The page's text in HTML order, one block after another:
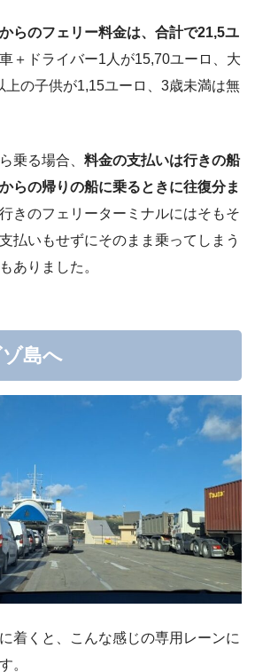
らのフェリー料金は、合計で21,5ユ
＋ドライバー1人が15,70ユーロ、大
上の子供が1,15ユーロ、3歳未満は無
乗る場合、 料金の支払いは行きの船
らの帰りの船に乗るときに往復分ま
行きのフェリーターミナルにはそもそ
払いもせずにそのまま乗ってしまう
ありました。
島へ
着くと、こんな感じの専用レーンに
。